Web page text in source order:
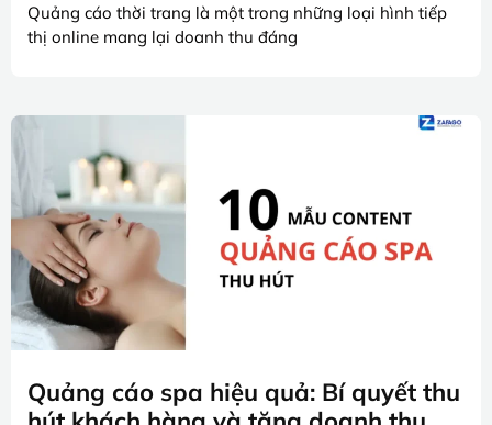
Quảng cáo thời trang là một trong những loại hình tiếp
thị online mang lại doanh thu đáng
Quảng cáo spa hiệu quả: Bí quyết thu